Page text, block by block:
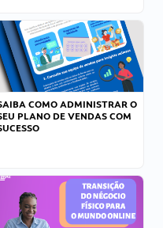
COMO ADMINISTRAR O
PLANO DE VENDAS COM